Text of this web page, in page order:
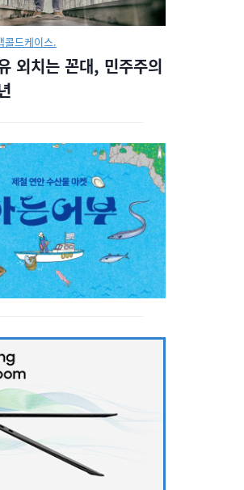
콜드케이스.
외치는 꼰대, 민주주의